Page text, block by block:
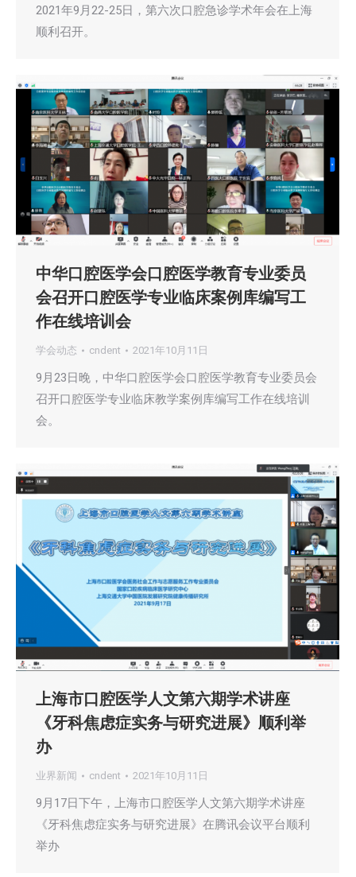
2021年9月22-25日，第六次口腔急诊学术年会在上海
顺利召开。
中华口腔医学会口腔医学教育专业委员
会召开口腔医学专业临床案例库编写工
作在线培训会
学会动态 cndent 2021年10月11日
9月23日晚，中华口腔医学会口腔医学教育专业委员会
召开口腔医学专业临床教学案例库编写工作在线培训
会。
上海市口腔医学人文第六期学术讲座
《牙科焦虑症实务与研究进展》顺利举
办
业界新闻 cndent 2021年10月11日
9月17日下午，上海市口腔医学人文第六期学术讲座
《牙科焦虑症实务与研究进展》在腾讯会议平台顺利
举办